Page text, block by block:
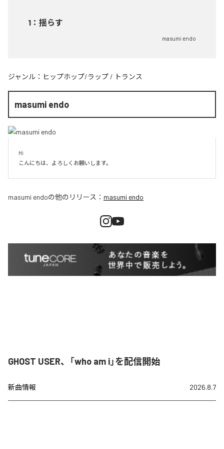
1 ： 揺らす
masumi endo
ジャンル： ヒップホップ/ラップ / トランス
masumi endo
Hi
こんにちは、よろしくお願いします。
masumi endoの他のリリース： masumi endo
GHOST USER、「who am i」を配信開始
新曲情報 2026.8.7